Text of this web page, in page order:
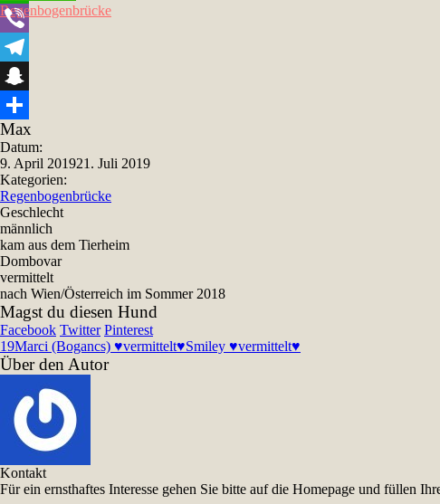
Regenbogenbrücke
WhatsApp
Viber
Telegram
Snapchat
Teilen
Max
Datum:
9. April 201921. Juli 2019
Kategorien:
Regenbogenbrücke
Geschlecht
männlich
kam aus dem Tierheim
Dombovar
vermittelt
nach Wien/Österreich im Sommer 2018
Magst du diesen Hund
Facebook Twitter Pinterest
19Marci (Bogancs) ♥vermittelt♥Smiley ♥vermittelt♥
Über den Autor
Kontakt
Für ein ernsthaftes Interesse gehen Sie bitte auf die Homepage und füllen